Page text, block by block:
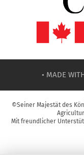
• MADE
©Seiner Majestät des
Mit freundlicher